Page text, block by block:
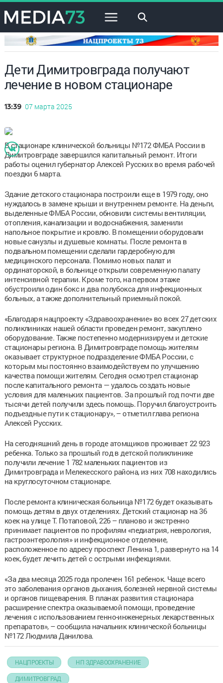
×
Дети Димитровграда получают
лечение в новом стационаре
13:39 07 марта 2025
В стационаре клинической больницы №172 ФМБА России в
Димитровграде завершился капитальный ремонт. Итоги
работы оценил губернатор Алексей Русских во время рабочей
поездки 6 марта.
Здание детского стационара построили еще в 1979 году, оно
нуждалось в замене крыши и внутреннем ремонте. На деньги,
выделенные ФМБА России, обновили системы вентиляции,
отопления, канализации и водоснабжения, заменили
напольное покрытие и кровлю. В помещении оборудовали
новые санузлы и душевые комнаты. После ремонта в
подвальном помещении сделали гардеробную для
медицинского персонала. Помимо новых палат и
ординаторской, в больнице открыли современную палату
интенсивной терапии. Кроме того, на первом этаже
обустроили один бокс и два полубокса для инфекционных
больных, а также дополнительный приемный покой.
«Благодаря нацпроекту «Здравоохранение» во всех 27 детских
поликлиниках нашей области проведен ремонт, закуплено
оборудование. Также постепенно модернизируем и детские
стационары региона. В Димитровграде помощь жителям
оказывает структурное подразделение ФМБА России, с
которым мы постоянно взаимодействуем по улучшению
качества помощи жителям. Сегодня осмотрел стационар
после капитального ремонта — удалось создать новые
условия для маленьких пациентов. За прошлый год почти две
тысячи детей получили здесь помощь. Поручил благоустроить
подъездные пути к стационару», – отметил глава региона
Алексей Русских.
На сегодняшний день в городе атомщиков проживает 22 923
ребенка. Только за прошлый год в детской поликлинике
получили лечение 1 782 маленьких пациентов из
Димитровграда и Мелекесского района, из них 708 находились
на круглосуточном стационаре.
После ремонта клиническая больница №172 будет оказывать
помощь детям в двух отделениях. Детский стационар на 36
коек на улице Т. Потаповой, 226 – планово и экстренно
принимает пациентов по профилям «педиатрия, неврология,
гастроэнтерология» и инфекционное отделение,
расположенное по адресу проспект Ленина 1, развернуто на 14
коек, будет лечить детей с острыми инфекциями.
«За два месяца 2025 года пролечен 161 ребенок. Чаще всего
это заболевания органов дыхания, болезней нервной системы
и органов пищеварения. В планах развития стационара
расширение спектра оказываемой помощи, проведение
лечения с использованием генно-инженерных лекарственных
препаратов», – сообщила начальник клинической больницы
№172 Людмила Данилова.
НАЦПРОЕКТЫ НП ЗДРАВООХРАНЕНИЕ
ДИМИТРОВГРАД